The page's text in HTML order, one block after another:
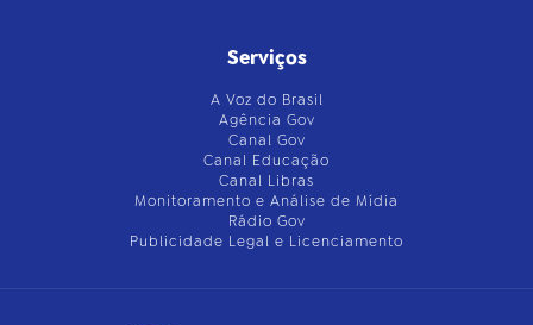
Serviços
A Voz do Brasil
Agência Gov
Canal Gov
Canal Educação
Canal Libras
Monitoramento e Análise de Mídia
Rádio Gov
Publicidade Legal e Licenciamento